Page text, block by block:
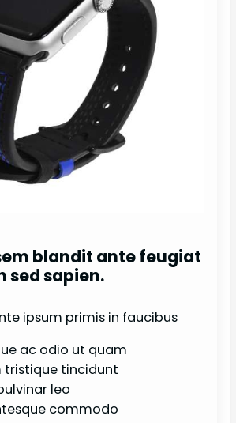
blandit ante feugiat
sed sapien.
ipsum primis in faucibus
ac odio ut quam
tristique tincidunt
leo
commodo